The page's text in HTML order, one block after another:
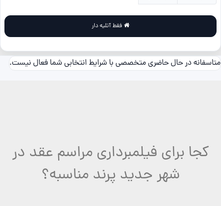
متاسفانه در حال حاضری متخصصی با شرایط انتخابی شما فعال نیست.
کجا برای فیلمبرداری مراسم عقد در
شهر جدید پرند مناسبه؟